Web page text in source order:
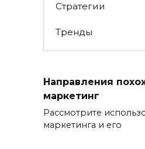
Стратегии
Тренды
Направления
маркетинг
Рассмотрите
маркетинга и его